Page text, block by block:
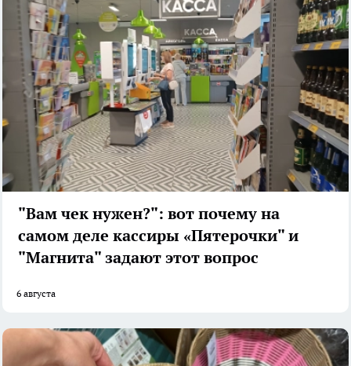
"Вам чек нужен?": вот почему на
самом деле кассиры «Пятерочки" и
"Магнита" задают этот вопрос
6 августа